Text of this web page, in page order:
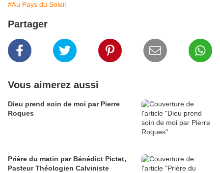
#Au Pays du Soleil
Partager
Vous aimerez aussi
Dieu prend soin de moi par Pierre
Roques
Prière du matin par Bénédict Pictet,
Pasteur Théologien Calviniste